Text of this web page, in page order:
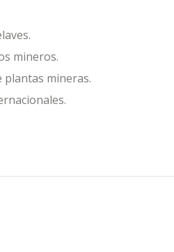
mineros.
plantas mineras.